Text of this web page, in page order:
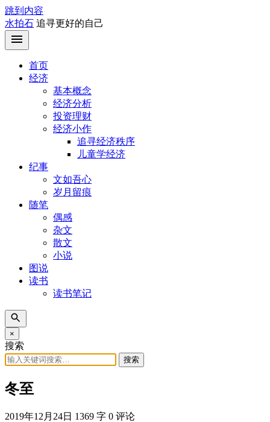
跳到内容
水拍石 追寻更好的自己
首页
经济
基本概念
经济分析
投资理财
经济小作
追寻经济秩序
儿童学经济
纪事
文如吾心
岁月留痕
随笔
偶感
杂文
散文
小说
图说
读书
读书笔记
×
搜索
搜索
冬至
2019年12月24日 1369 字 0 评论